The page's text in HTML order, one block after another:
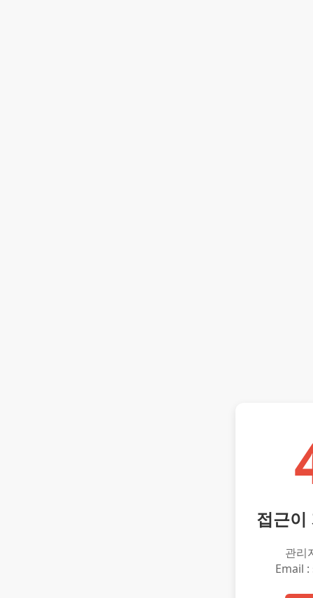
접근이
관리
Email